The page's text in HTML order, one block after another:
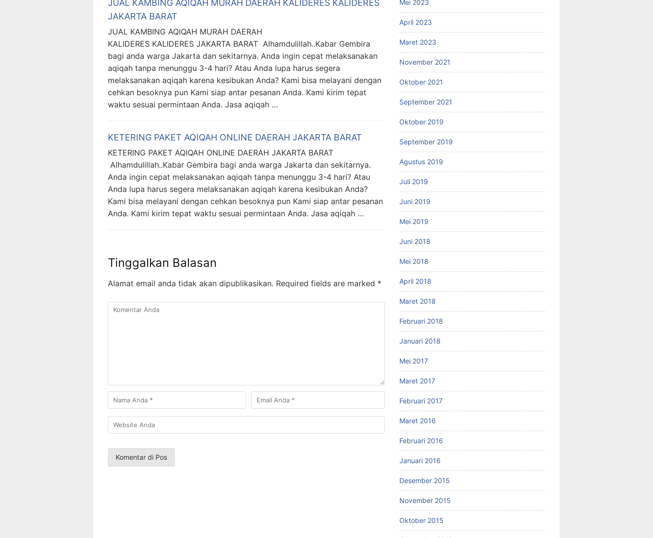
JUAL KAMBING AQIQAH MURAH DAERAH KALIDERES KALIDERES
JAKARTA BARAT
JUAL KAMBING AQIQAH MURAH DAERAH
KALIDERES KALIDERES JAKARTA BARAT Alhamdulillah..Kabar Gembira
bagi anda warga Jakarta dan sekitarnya. Anda ingin cepat melaksanakan
aqiqah tanpa menunggu 3-4 hari? Atau Anda lupa harus segera
melaksanakan aqiqah karena kesibukan Anda? Kami bisa melayani dengan
cehkan besoknya pun Kami siap antar pesanan Anda. Kami kirim tepat
waktu sesuai permintaan Anda. Jasa aqiqah …
KETERING PAKET AQIQAH ONLINE DAERAH JAKARTA BARAT
KETERING PAKET AQIQAH ONLINE DAERAH JAKARTA BARAT
Alhamdulillah..Kabar Gembira bagi anda warga Jakarta dan sekitarnya.
Anda ingin cepat melaksanakan aqiqah tanpa menunggu 3-4 hari? Atau
Anda lupa harus segera melaksanakan aqiqah karena kesibukan Anda?
Kami bisa melayani dengan cehkan besoknya pun Kami siap antar pesanan
Anda. Kami kirim tepat waktu sesuai permintaan Anda. Jasa aqiqah …
Tinggalkan Balasan
Alamat email anda tidak akan dipublikasikan. Required fields are marked *
Mei 2023
April 2023
Maret 2023
November 2021
Oktober 2021
September 2021
Oktober 2019
September 2019
Agustus 2019
Juli 2019
Juni 2019
Mei 2019
Juni 2018
Mei 2018
April 2018
Maret 2018
Februari 2018
Januari 2018
Mei 2017
Maret 2017
Februari 2017
Maret 2016
Februari 2016
Januari 2016
Desember 2015
November 2015
Oktober 2015